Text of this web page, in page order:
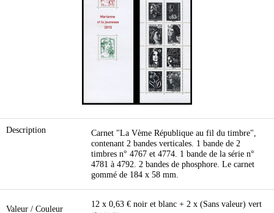
Description
Carnet "La Vème République au fil du timbre",
contenant 2 bandes verticales. 1 bande de 2
timbres n° 4767 et 4774. 1 bande de la série n°
4781 à 4792. 2 bandes de phosphore. Le carnet
gommé de 184 x 58 mm.
Valeur / Couleur
12 x 0,63 € noir et blanc + 2 x (Sans valeur) vert